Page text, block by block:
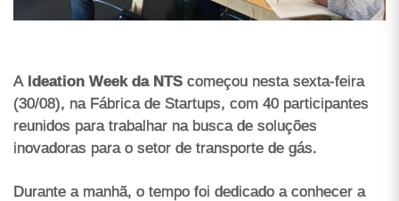
A Ideation Week da NTS começou nesta sexta-feira
(30/08), na Fábrica de Startups, com 40 participantes
reunidos para trabalhar na busca de soluções
inovadoras para o setor de transporte de gás.
Durante a manhã, o tempo foi dedicado a conhecer a